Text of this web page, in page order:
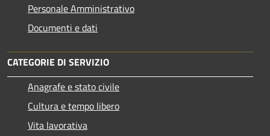
Personale Amministrativo
Documenti e dati
CATEGORIE DI SERVIZIO
Anagrafe e stato civile
Cultura e tempo libero
Vita lavorativa